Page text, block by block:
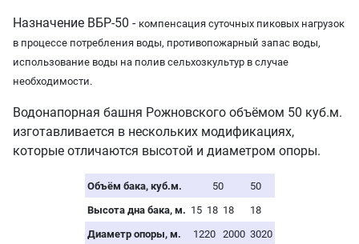
Назначение ВБР-50 - компенсация суточных пиковых нагрузок
в процессе потребления воды, противопожарный запас воды,
использование воды на полив сельхозкультур в случае
необходимости.
Водонапорная башня Рожновского объёмом 50 куб.м.
изготавливается в нескольких модификациях,
которые отличаются высотой и диаметром опоры.
Объём бака, куб.м. 50
50
Высота дна бака, м. 15 18 18
18
Диаметр опоры, м.
1220 2000 3020